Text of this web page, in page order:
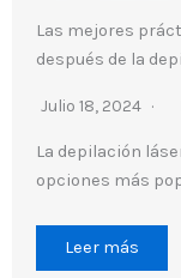
Las mejores
después de la
Julio 18, 2024
La depilación
opciones más
Leer más